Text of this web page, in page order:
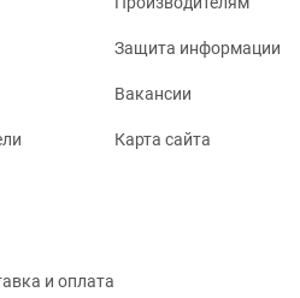
Защита информации
Вакансии
Карта сайта
и оплата